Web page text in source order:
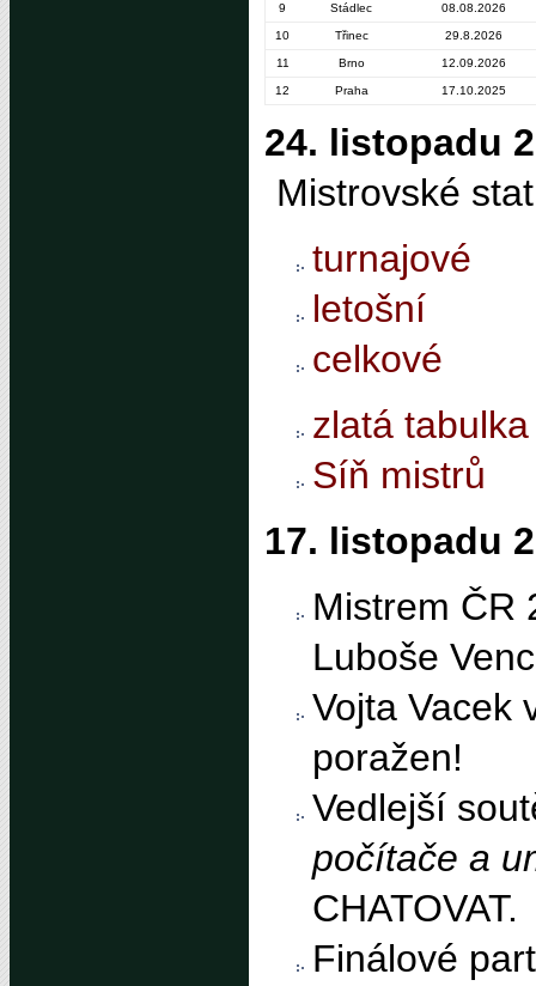
9 Stádlec 08.08.2026
10 Třinec 29.8.2026
11 Brno 12.09.2026
12 Praha 17.10.2025
24. listopadu
Mistrovské
turnajové
letošní
celkové
zlatá tabulka
Síň mistrů
17. listopadu
Mistrem ČR
Luboše
Vojta Vacek
poražen!
Vedlejší
počítače a
CHATOVAT.
Finálové